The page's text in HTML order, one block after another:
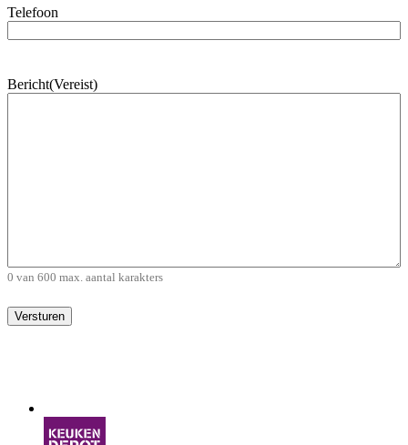
Telefoon
Bericht(Vereist)
0 van 600 max. aantal karakters